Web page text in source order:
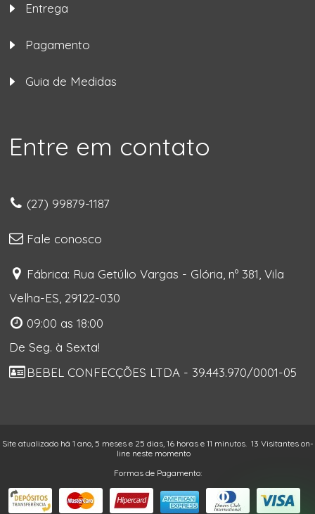
Entrega
Pagamento
Guia de Medidas
Entre em contato
(27) 99879-1187
Fale conosco
Fábrica: Rua Getúlio Vargas - Glória, nº 381, Vila
Velha-ES, 29122-030
09:00 as 18:00
De Seg. à Sexta!
BEBEL CONFECÇÕES LTDA - 39.443.970/0001-05
Site atualizado há 1 ano, 5 meses e 25 dias, 16 horas e 11 minutos. 13 Visitantes on-
line neste momento
Formas de Pagamento: